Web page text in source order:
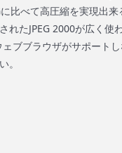
に比べて高圧縮を実現出
れたJPEG 2000が広く使
ブブラウザがサポート
。